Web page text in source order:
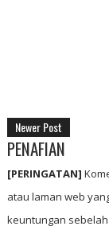
Newer Post
PENAFIAN
[PERINGATAN]
atau laman web
keuntungan